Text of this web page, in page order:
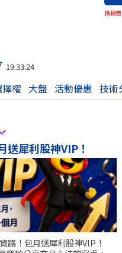
換稿費
19:33:24
擇權 大盤 活動優惠 技術
送犀利股神VIP！
路！包月送犀利股神VIP！